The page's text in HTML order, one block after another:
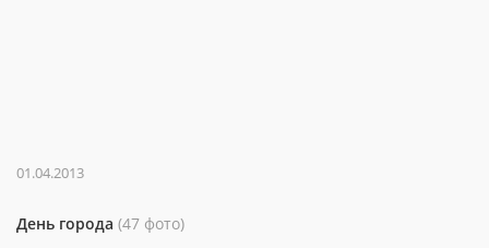
01.04.2013
День города (47 фото)